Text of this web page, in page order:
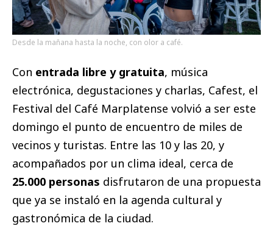
Desde la mañana hasta la noche, con olor a café.
Con entrada libre y gratuita, música
electrónica, degustaciones y charlas, Cafest, el
Festival del Café Marplatense volvió a ser este
domingo el punto de encuentro de miles de
vecinos y turistas. Entre las 10 y las 20, y
acompañados por un clima ideal, cerca de
25.000 personas disfrutaron de una propuesta
que ya se instaló en la agenda cultural y
gastronómica de la ciudad.